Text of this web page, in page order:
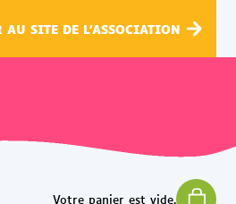
AU SITE DE L'ASSOCIATION